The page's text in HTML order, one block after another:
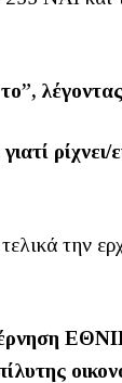
ρίχνει/
την